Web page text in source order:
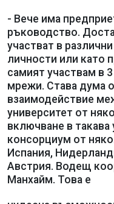
- Вече има
ръководство.
участват в
личности или като
самият участвам в
мрежи. Става дума
взаимодействие
университет от
включване в
консорциум от
Испания,
Австрия. Водещ
Манхайм. Това е